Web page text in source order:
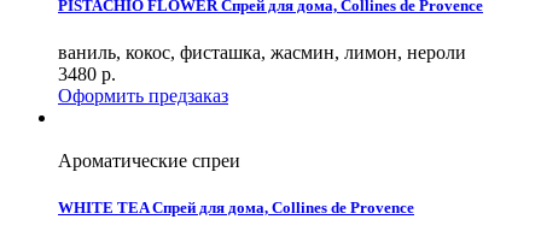
PISTACHIO FLOWER Спрей для дома, Collines de Provence
ваниль, кокос, фисташка, жасмин, лимон, нероли
3480 р.
Оформить предзаказ
Ароматические спреи
WHITE TEA Спрей для дома, Collines de Provence